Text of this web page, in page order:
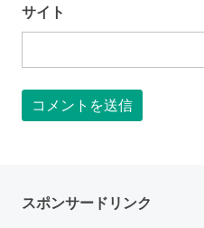
サイト
スポンサードリンク